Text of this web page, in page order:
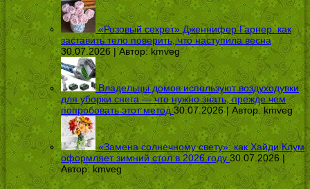
«Розовый секрет» Дженнифер Гарнер: как
заставить тело поверить, что наступила весна
30.07.2026 | Автор: kmveg
Владельцы домов используют воздуходувки
для уборки снега — что нужно знать, прежде чем
попробовать этот метод 30.07.2026 | Автор:kmveg
«Замена солнечному свету»: как Хайди Клум
оформляет зимний стол в 2026 году 30.07.2026 |
Автор: kmveg